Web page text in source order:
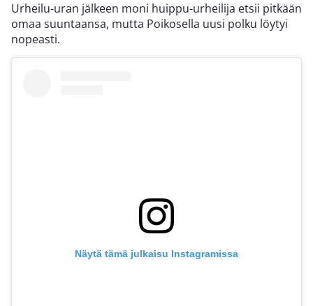
Urheilu-uran jälkeen moni huippu-urheilija etsii pitkään
omaa suuntaansa, mutta Poikosella uusi polku löytyi
nopeasti.
Näytä tämä julkaisu Instagramissa